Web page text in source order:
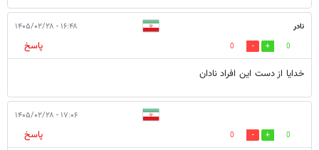
نادر ۱۶:۴۸ - ۱۴۰۵/۰۲/۲۸
0
0
پاسخ
خدایا از دست این افراد نادان
۱۷:۰۶ - ۱۴۰۵/۰۲/۲۸
0
0 پاسخ